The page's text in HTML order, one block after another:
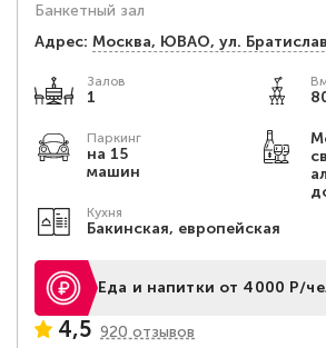
Банкетный зал
Адрес: Москва, ЮВАО, ул.
Залов
1
Паркинг
на 15
машин
Кухня
Бакинская, европейская
Еда и напитки от 4000 Р/
4,5 920 отзывов